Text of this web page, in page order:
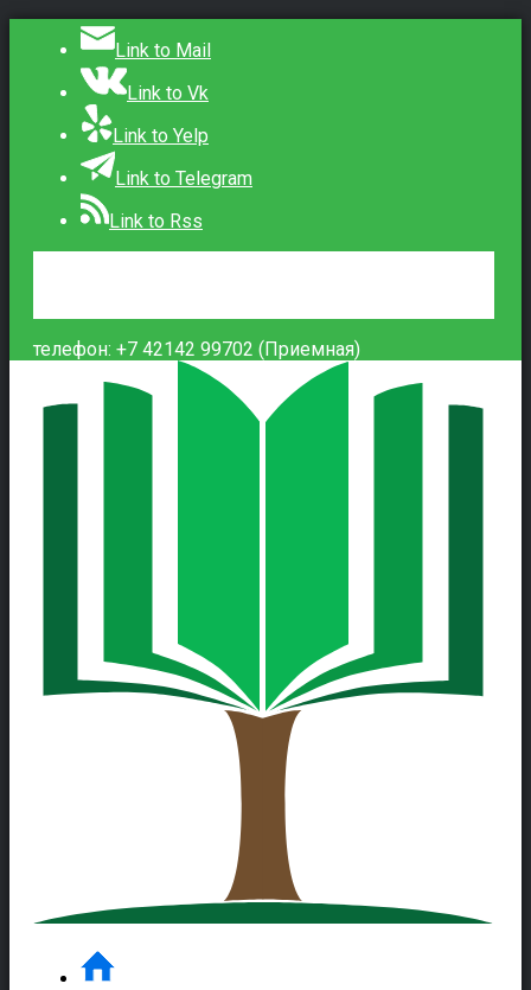
Link to Mail
Link to Vk
Link to Yelp
Link to Telegram
Link to Rss
телефон: +7 42142 99702 (Приемная)